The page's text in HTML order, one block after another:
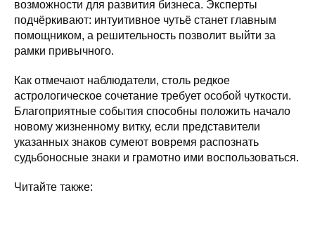
возможности для развития бизнеса. Эксперты
подчёркивают: интуитивное чутьё станет главным
помощником, а решительность позволит выйти за
рамки привычного.
Как отмечают наблюдатели, столь редкое
астрологическое сочетание требует особой чуткости.
Благоприятные события способны положить начало
новому жизненному витку, если представители
указанных знаков сумеют вовремя распознать
судьбоносные знаки и грамотно ими воспользоваться.
Читайте также: